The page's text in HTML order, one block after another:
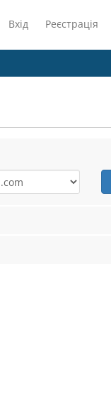
Вхід Реєстрація